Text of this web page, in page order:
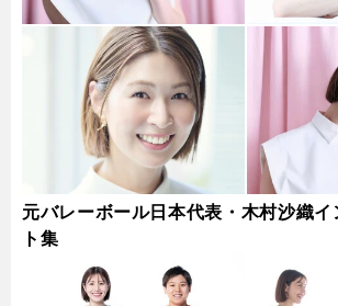
元バレーボール日本代表・木村沙織イ
ト集